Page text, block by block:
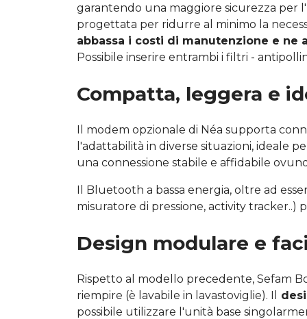
garantendo una maggiore sicurezza per
progettata per ridurre al minimo la
abbassa i costi di manutenzione e
Possibile inserire entrambi i filtri -
Compatta, leggera e
Il modem opzionale di Néa supporta
l'adattabilità in diverse situazioni, ideale
una connessione stabile e affidabile
Il Bluetooth a bassa energia, oltre ad
misuratore di pressione, activity
Design modulare e
Rispetto al modello precedente, Sefam
riempire (è lavabile in lavastoviglie). Il
possibile utilizzare l'unità base